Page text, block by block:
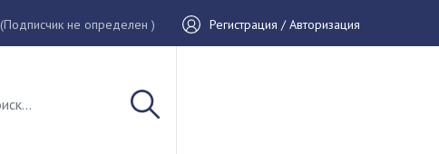
(Подписчик не определен ) Регистрация / Авторизация